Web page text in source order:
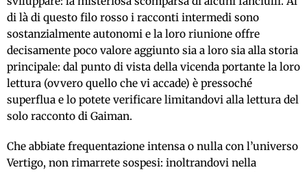
di là di questo filo rosso i racconti intermedi sono
sostanzialmente autonomi e la loro riunione offre
decisamente poco valore aggiunto sia a loro sia alla storia
principale: dal punto di vista della vicenda portante la loro
lettura (ovvero quello che vi accade) è pressoché
superflua e lo potete verificare limitandovi alla lettura del
solo racconto di Gaiman.
Che abbiate frequentazione intensa o nulla con l’universo
Vertigo, non rimarrete sospesi: inoltrandovi nella